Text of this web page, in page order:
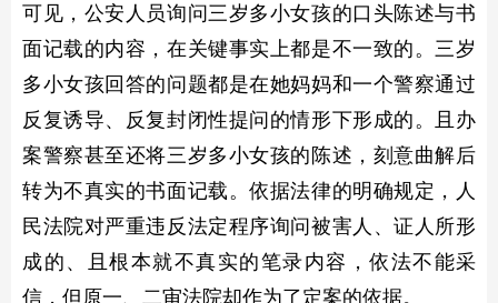
可见，公安人员询问三岁多小女孩的口头陈述与书
面记载的内容，在关键事实上都是不一致的。三岁
多小女孩回答的问题都是在她妈妈和一个警察通过
反复诱导、反复封闭性提问的情形下形成的。且办
案警察甚至还将三岁多小女孩的陈述，刻意曲解后
转为不真实的书面记载。依据法律的明确规定，人
民法院对严重违反法定程序询问被害人、证人所形
成的、且根本就不真实的笔录内容，依法不能采
信，但原一、二审法院却作为了定案的依据。